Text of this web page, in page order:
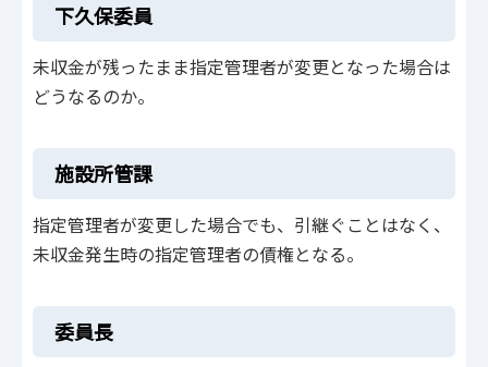
下久保委員
未収金が残ったまま指定管理者が変更となった場合は
どうなるのか。
施設所管課
指定管理者が変更した場合でも、引継ぐことはなく、
未収金発生時の指定管理者の債権となる。
委員長